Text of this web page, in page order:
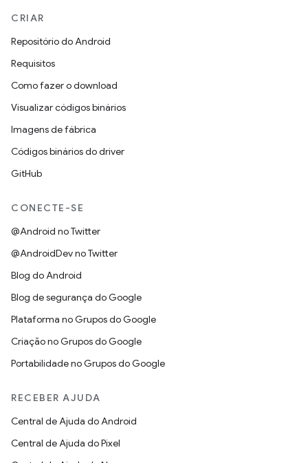
CRIAR
Repositório do Android
Requisitos
Como fazer o download
Visualizar códigos binários
Imagens de fábrica
Códigos binários do driver
GitHub
CONECTE-SE
@Android no Twitter
@AndroidDev no Twitter
Blog do Android
Blog de segurança do Google
Plataforma no Grupos do Google
Criação no Grupos do Google
Portabilidade no Grupos do Google
RECEBER AJUDA
Central de Ajuda do Android
Central de Ajuda do Pixel